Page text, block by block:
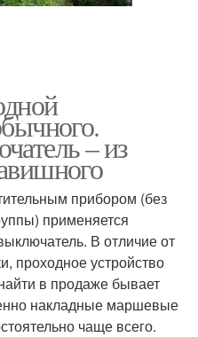
– из
прибором (без
применяется
В отличие от
проходное устройство
в продаже бывает
накладные маршевые
чаще всего.